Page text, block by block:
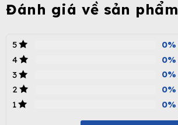
Đánh giá về sản phẩm
5 0%
4
0%
3
0%
2
0%
1
0%